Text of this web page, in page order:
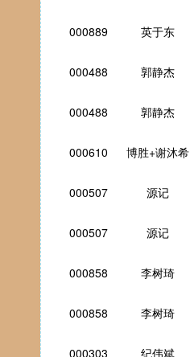
000889 英于东
000488 郭静杰
000488 郭静杰
000610 博胜+谢沐希
000507 源记
000507 源记
000858 李树琦
000858 李树琦
000303 纪伟斌